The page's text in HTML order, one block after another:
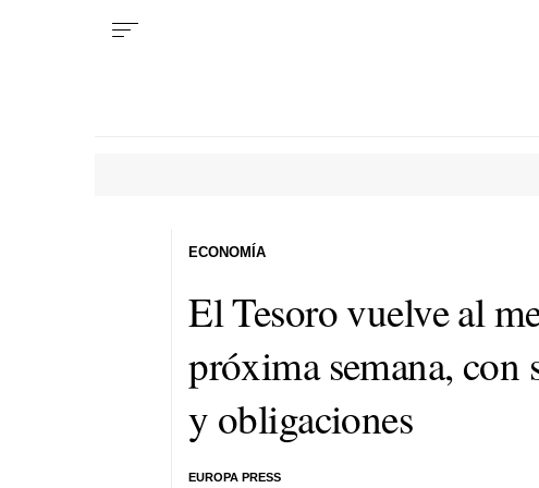
El Tesoro vuelve al
próxima semana, con
y obligaciones
EUROPA PRESS
ECONOMÍA